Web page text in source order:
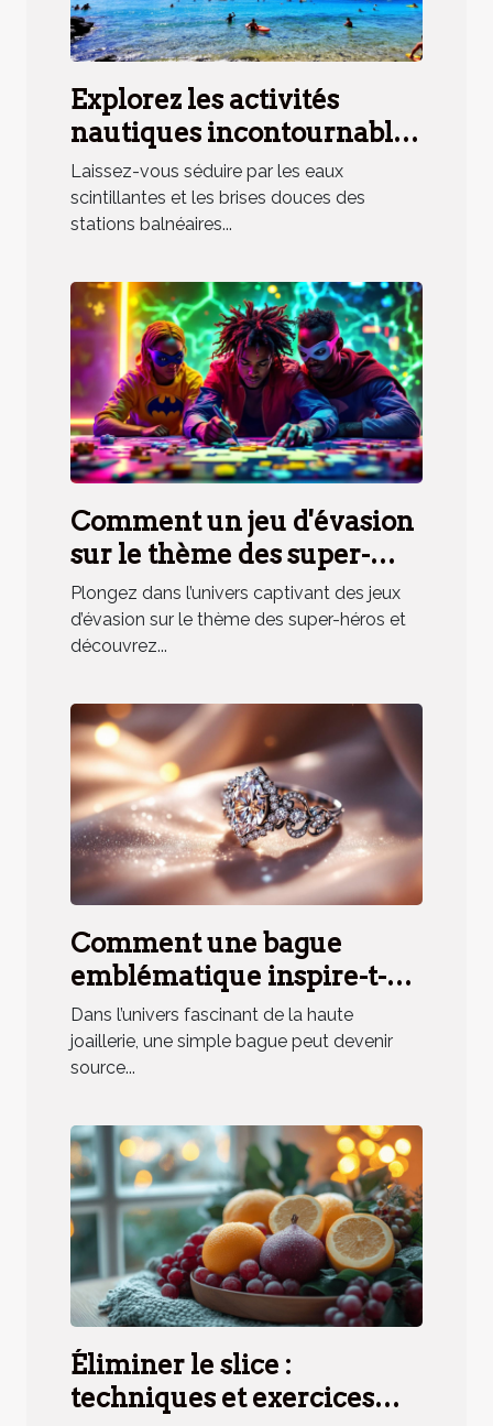
Explorez les activités
nautiques incontournables
en station balnéaire
méridionale
Laissez-vous séduire par les eaux
scintillantes et les brises douces des
stations balnéaires...
Comment un jeu d'évasion
sur le thème des super-
héros renforce la cohésion
d'équipe ?
Plongez dans l’univers captivant des jeux
d’évasion sur le thème des super-héros et
découvrez...
Comment une bague
emblématique inspire-t-
elle un parfum unique ?
Dans l’univers fascinant de la haute
joaillerie, une simple bague peut devenir
source...
Éliminer le slice :
techniques et exercices